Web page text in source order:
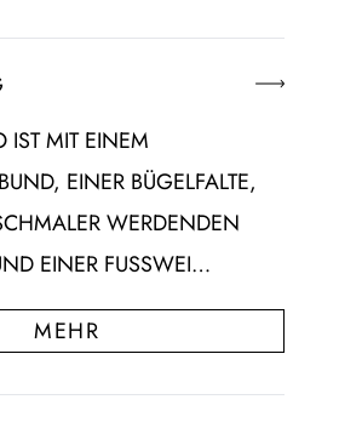
IST MIT EINEM
EINER BÜGELFALTE,
WERDENDEN
EINER FUSSWEI…
MEHR